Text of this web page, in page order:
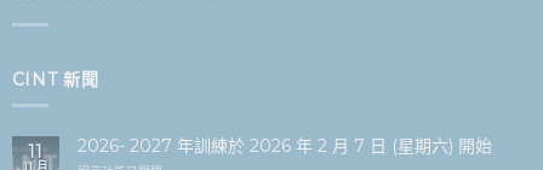
CINT 新聞
11 2026- 2027 年訓練於 2026 年 2 月 7 日 (星期六) 開始